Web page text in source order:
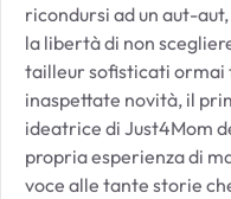
ricondursi ad un aut-
la libertà di non
tailleur sofisticati ormai
inaspettate novità, il
ideatrice di Just4Mom
propria esperienza di
voce alle tante storie